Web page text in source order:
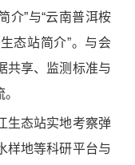
介”与“云南普洱桉
态站简介”。与会
共享、监测标准与
态站实地考察弹
样地等科研平台与